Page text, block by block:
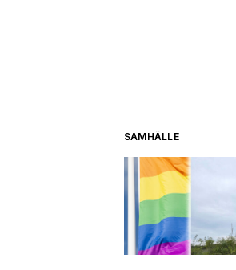
SAMHÄLLE